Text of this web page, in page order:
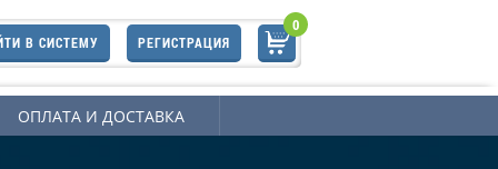
0
В СИСТЕМУ РЕГИСТРАЦИЯ
ОПЛАТА И ДОСТАВКА